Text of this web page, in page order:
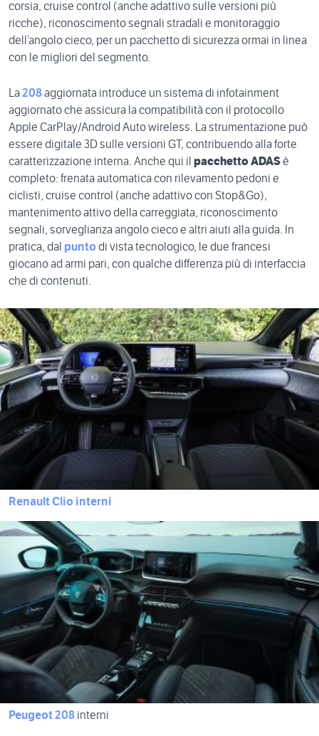
corsia, cruise control (anche adattivo sulle versioni più
ricche), riconoscimento segnali stradali e monitoraggio
dell’angolo cieco, per un pacchetto di sicurezza ormai in linea
con le migliori del segmento.
La208aggiornata introduce un sistema di infotainment
aggiornato che assicura la compatibilità con il protocollo
Apple CarPlay/Android Auto wireless. La strumentazione può
essere digitale 3D sulle versioni GT, contribuendo alla forte
caratterizzazione interna. Anche qui il pacchetto ADASè
completo: frenata automatica con rilevamento pedoni e
ciclisti, cruise control (anche adattivo con Stop&Go),
mantenimento attivo della carreggiata, riconoscimento
segnali, sorveglianza angolo cieco e altri aiuti alla guida. In
pratica, dal punto di vista tecnologico, le due francesi
giocano ad armi pari, con qualche differenza più di interfaccia
che di contenuti.
Renault Clio interni
Peugeot 208 interni